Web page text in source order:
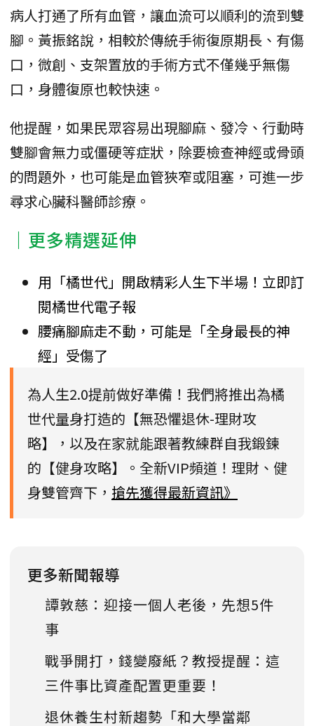
病人打通了所有血管，讓血流可以順利的流到雙
腳。黃振銘說，相較於傳統手術復原期長、有傷
口，微創、支架置放的手術方式不僅幾乎無傷
口，身體復原也較快速。
他提醒，如果民眾容易出現腳麻、發冷、行動時
雙腳會無力或僵硬等症狀，除要檢查神經或骨頭
的問題外，也可能是血管狹窄或阻塞，可進一步
尋求心臟科醫師診療。
｜更多精選延伸
用「橘世代」開啟精彩人生下半場！立即訂
閱橘世代電子報
腰痛腳麻走不動，可能是「全身最長的神
經」受傷了
為人生2.0提前做好準備！我們將推出為橘
世代量身打造的【無恐懼退休-理財攻
略】，以及在家就能跟著教練群自我鍛鍊
的【健身攻略】。全新VIP頻道！理財、健
身雙管齊下， 搶先獲得最新資訊》
更多新聞報導
譚敦慈：迎接一個人老後，先想5件
事
戰爭開打，錢變廢紙？教授提醒：這
三件事比資產配置更重要！
退休養生村新趨勢「和大學當鄰